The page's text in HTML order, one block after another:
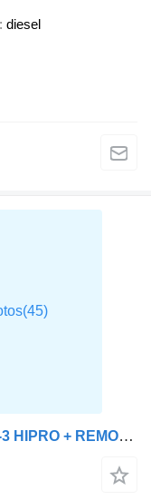
diesel
MAN TGA 41.440 8X4 + HIAB 166 E-3 HIPRO + REMOTE + HOOK SYSTEM